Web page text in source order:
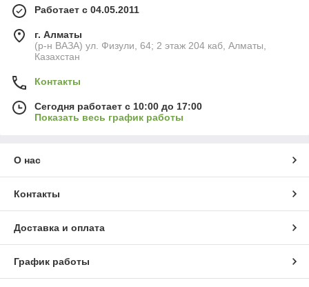
Работает с 04.05.2011
г. Алматы
(р-н ВАЗА) ул. Физули, 64; 2 этаж 204 каб, Алматы,
Казахстан
Контакты
Сегодня работает с 10:00 до 17:00
Показать весь график работы
О нас
Контакты
Доставка и оплата
График работы